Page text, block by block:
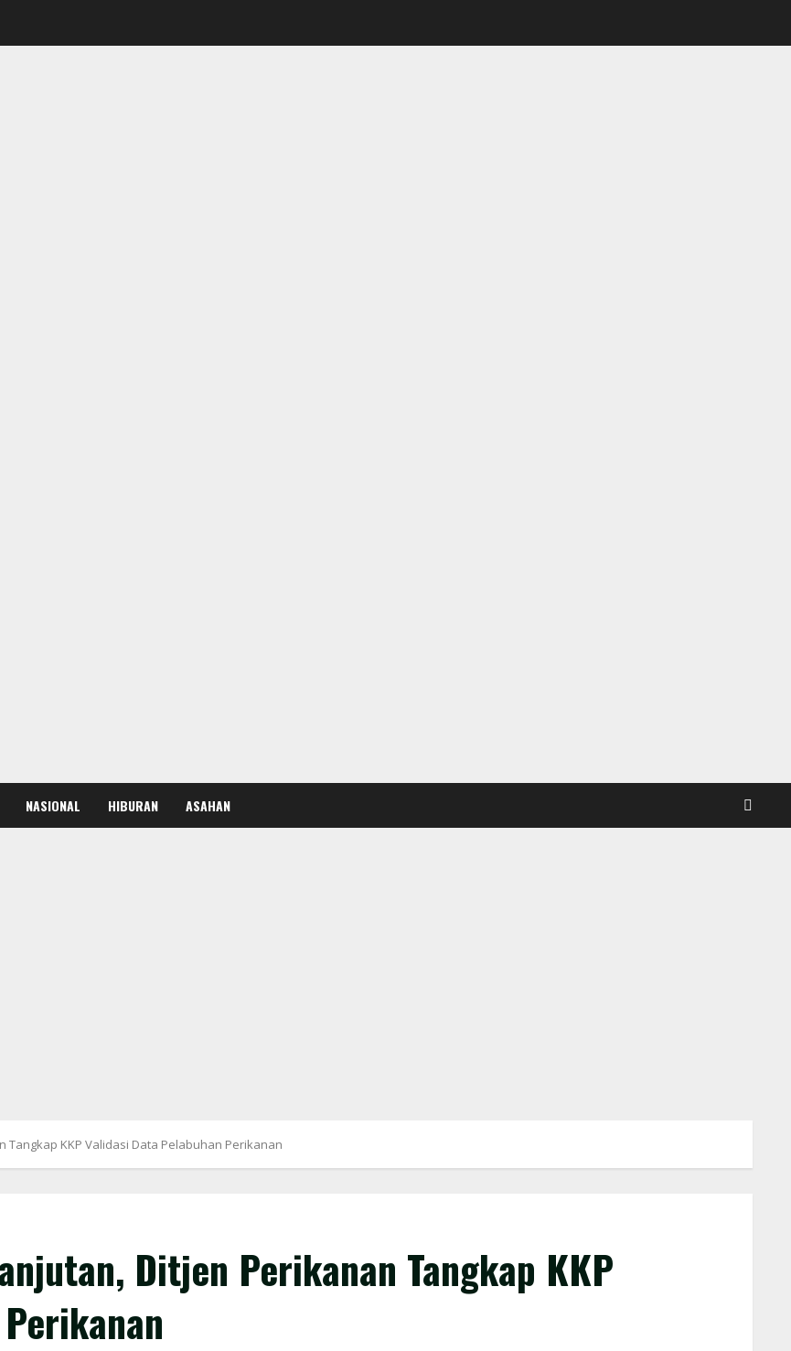
NASIONAL HIBURAN ASAHAN
KKP Validasi Data Pelabuhan Perikanan
Ditjen Perikanan Tangkap KKP